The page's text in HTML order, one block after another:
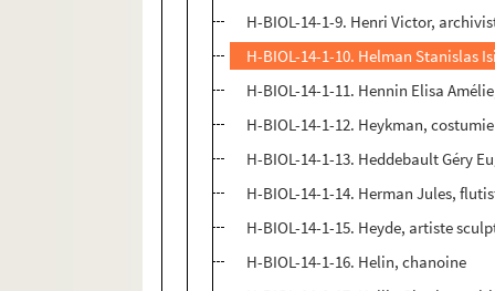
H-BIOL-14-1-9. Henri Victor,
H-BIOL-14-1-10. Helman Stanislas
H-BIOL-14-1-11. Hennin Elisa
H-BIOL-14-1-12. Heykman,
H-BIOL-14-1-13. Heddebault Géry
H-BIOL-14-1-14. Herman Jules,
H-BIOL-14-1-15. Heyde, artiste
H-BIOL-14-1-16. Helin, chanoine